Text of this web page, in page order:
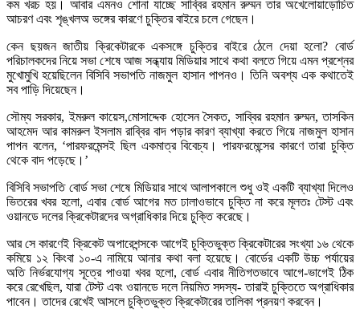
কম খরচ হয়। আবার এমনও শোনা যাচ্ছে সাব্বির রহমান রুম্মন তার অখেলোয়াড়োচিত
আচরণ এবং শৃঙ্খলঅ ভঙ্গের কারণে চুক্তির বাইরে চলে গেছেন।
কেন ছয়জন জাতীয় ক্রিকেটারকে একসঙ্গে চুক্তির বাইরে ঠেলে দেয়া হলো? বোর্ড
পরিচালকদের নিয়ে সভা শেষে আজ সন্ধ্যায় মিডিয়ার সাথে কথা বলতে গিয়ে এমন প্রশ্নের
মুখোমুখি হয়েছিলেন বিসিবি সভাপতি নাজমুল হাসান পাপনও। তিনি অবশ্য এক কথাতেই
সব পাড়ি দিয়েছেন।
সৌম্য সরকার, ইমরুল কায়েস,মোসাদ্দেক হোসেন সৈকত, সাব্বির রহমান রুম্মন, তাসকিন
আহমেদ আর কামরুল ইসলাম রাব্বির বাদ পড়ার কারণ ব্যাখ্যা করতে গিয়ে নাজমুল হাসান
পাপন বলেন, ‘পারফরমেন্সই ছিল একমাত্র বিবেচ্য। পারফরমেন্সের কারণে তারা চুক্তি
থেকে বাদ পড়েছে।’
বিসিবি সভাপতি বোর্ড সভা শেষে মিডিয়ার সাথে আলাপকালে শুধু ওই একটি ব্যাখ্যা দিলেও
ভিতরের খবর হলো, এবার বোর্ড আগের মত ঢালাওভাবে চুক্তি না করে মূলতঃ টেস্ট এবং
ওয়ানডে দলের ক্রিকেটারদের অগ্রাধিকার দিয়ে চুক্তি করেছে।
আর সে কারণেই ক্রিকেট অপারেশন্সকে আগেই চুক্তিভুক্ত ক্রিকেটারের সংখ্যা ১৬ থেকে
কমিয়ে ১২ কিংবা ১০-এ নামিয়ে আনার কথা বলা হয়েছে। বোর্ডের একটি উচ্চ পর্যায়ের
অতি নির্ভরযোগ্য সূত্রে পাওয়া খবর হলো, বোর্ড এবার নীতিগতভাবে আগে-ভাগেই ঠিক
করে রেখেছিল, যারা টেস্ট এবং ওয়ানডে দলে নিয়মিত সদস্য- তারাই চুক্তিতে অগ্রাধিকার
পাবেন। তাদের রেখেই আসলে চুক্তিভুক্ত ক্রিকেটারের তালিকা প্রনয়ণ করবেন।